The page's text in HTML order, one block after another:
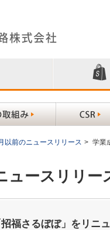
以前のニュースリリース > 学業
ュースリリー
福さるぼぼ」をリ